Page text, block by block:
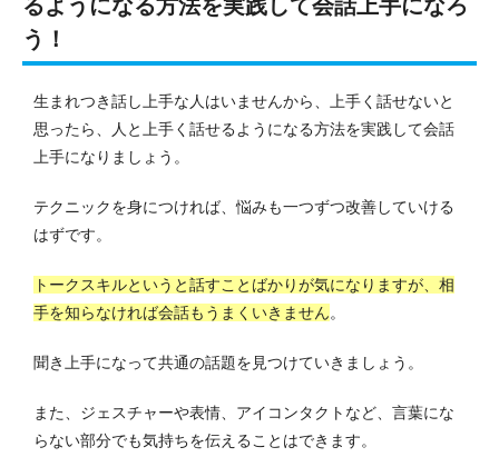
るようになる方法を実践して会話上手になろ
う！
生まれつき話し上手な人はいませんから、上手く話せないと
思ったら、人と上手く話せるようになる方法を実践して会話
上手になりましょう。
テクニックを身につければ、悩みも一つずつ改善していける
はずです。
トークスキルというと話すことばかりが気になりますが、相
手を知らなければ会話もうまくいきません。
聞き上手になって共通の話題を見つけていきましょう。
また、ジェスチャーや表情、アイコンタクトなど、言葉にな
らない部分でも気持ちを伝えることはできます。